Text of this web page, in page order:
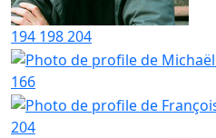
194 198204
166
204